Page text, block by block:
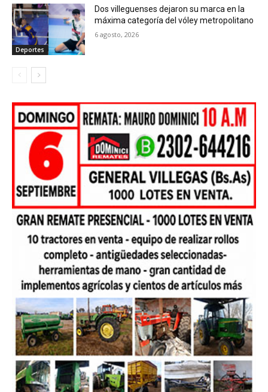
Deportes
Dos villeguenses dejaron su marca en la
máxima categoría del vóley metropolitano
6 agosto, 2026